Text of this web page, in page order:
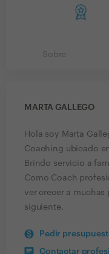
Sobre
MARTA GALLEGO
Hola soy Marta
Coaching ubicado
Brindo servicio a
Como Coach
ver crecer a muchas
siguiente.
Pedir
Contactar